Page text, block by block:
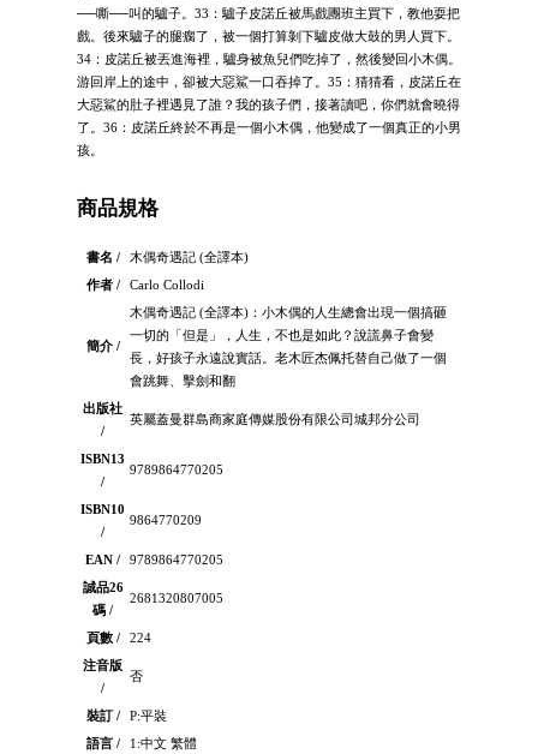
──嘶──叫的驢子。33：驢子皮諾丘被馬戲團班主買下，教他耍把
戲。後來驢子的腿瘸了，被一個打算剝下驢皮做大鼓的男人買下。
34：皮諾丘被丟進海裡，驢身被魚兒們吃掉了，然後變回小木偶。
游回岸上的途中，卻被大惡鯊一口吞掉了。35：猜猜看，皮諾丘在
大惡鯊的肚子裡遇見了誰？我的孩子們，接著讀吧，你們就會曉得
了。36：皮諾丘終於不再是一個小木偶，他變成了一個真正的小男
孩。
商品規格
書名 /
木偶奇遇記 (全譯本)
作者 /
Carlo Collodi
簡介 /
木偶奇遇記 (全譯本)：小木偶的人生總會出現一個搞砸
一切的「但是」，人生，不也是如此？說謊鼻子會變
長，好孩子永遠說實話。老木匠杰佩托替自己做了一個
會跳舞、擊劍和翻
出版社
/
英屬蓋曼群島商家庭傳媒股份有限公司城邦分公司
ISBN13
/
9789864770205
ISBN10
/
9864770209
EAN /
9789864770205
誠品26
碼 /
2681320807005
頁數 /
224
注音版
/
否
裝訂 /
P:平裝
語言 /
1:中文 繁體